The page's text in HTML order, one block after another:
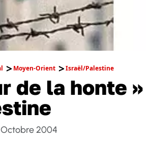
Moyen-Orient Israël/Palestine
de la honte »
2004